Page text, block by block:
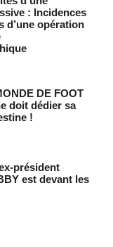
a « aucune
France
la grâce à 4.661
le
signent un accord
: Incidences
d’une opération
DE FOOT
doit dédier sa
!
président
est devant les